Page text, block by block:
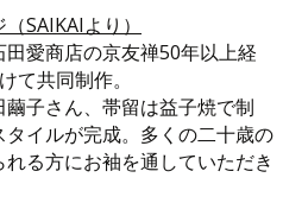
SAIKAIより）
愛商店の京友禅50年以上経
て共同制作。
子さん、帯留は益子焼で制
イルが完成。多くの二十歳の
る方にお袖を通していただき